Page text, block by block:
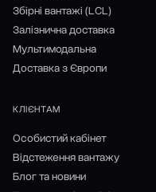
Доступні види
Окремо варто
Швидка експрес-
Авіадоставка.
Морська доставка
Збірні вантажі (LCL)
Залізнична доставка
Мультимодальна
Доставка з Європи
КЛІЄНТАМ
Особистий кабінет
Відстеження вантажу
Блог та новини